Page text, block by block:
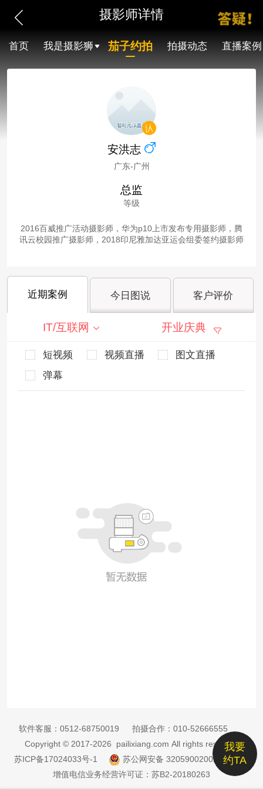
摄影师详情
首页 我是摄影狮 茄子约拍 拍摄动态 直播案例
安洪志
广东-广州
总监
等级
2016百威推广活动摄影师，华为p10上市发布专用摄影师，腾
讯云校园推广摄影师，2018印尼雅加达亚运会组委签约摄影师
近期案例 今日图说 客户评价
IT/互联网 开业庆典
短视频 视频直播
图文直播
弹幕
我要
约TA
软件客服： 0512-68750019 拍摄合作： 010-52666555
Copyright © 2017-2026 pailixiang.com All rights reserved
苏ICP备17024033号-1
苏公网安备 32059002002885号
增值电信业务经营许可证：苏B2-20180263